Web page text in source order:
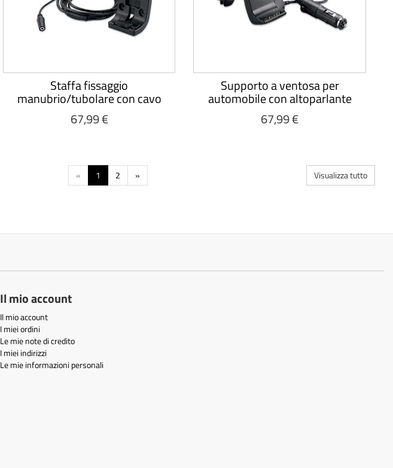
Staffa fissaggio
manubrio/tubolare con cavo
67,99 €
Supporto a ventosa per
automobile con altoparlante
67,99 €
« 1 2 » Visualizza tutto
Il mio account
Il mio account
I miei ordini
Le mie note di credito
I miei indirizzi
Le mie informazioni personali